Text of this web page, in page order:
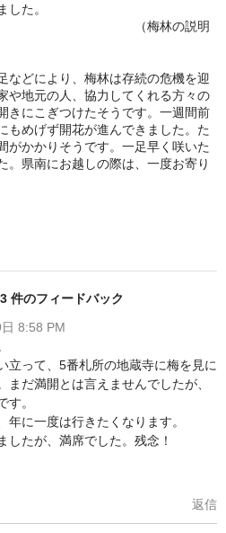
した。
の説明
どにより、梅林は存続の危機を迎
や地元の人、協力してくれる方々の
きにこぎつけたそうです。一週間前
もめげず開花が進んできました。た
がかかりそうです。一足早く咲いた
。県南にお越しの際は、一度お寄り
件のフィードバック
8:58 PM
立って、5番札所の地蔵寺に梅を見に
まだ満開とは言えませんでしたが、
す。
に一度は行きたくなります。
したが、満席でした。残念！
返信